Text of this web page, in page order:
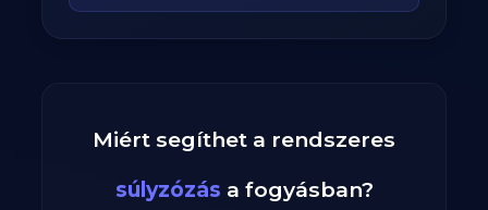
Miért segíthet a rendszeres
súlyzózás a fogyásban?